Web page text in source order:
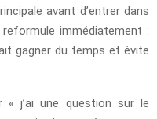
avant d’entrer dans
immédiatement :
gagner du temps et évite
« j’ai une question sur le